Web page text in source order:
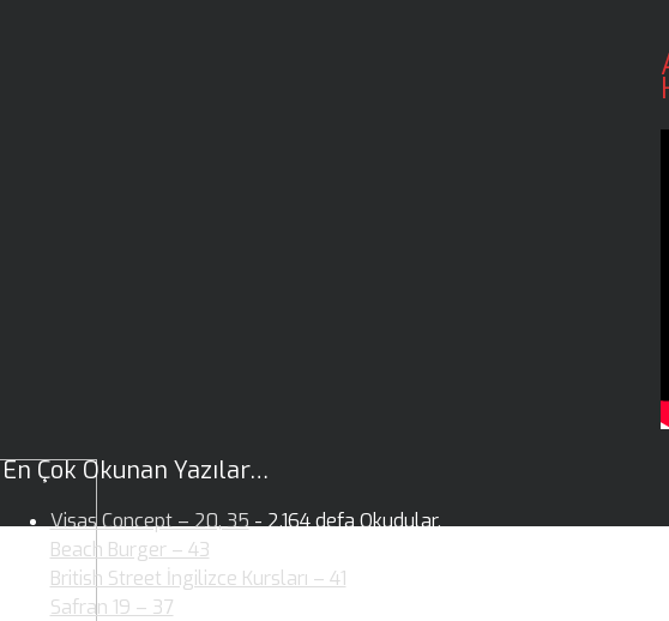
En Çok Okunan Yazılar…
Visas Concept – 20, 35- 2.164 defa Okudular.
Beach Burger – 43
British Street İngilizce Kursları – 41
Safran 19 – 37